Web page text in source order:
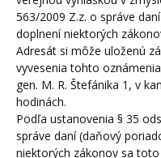
563/2009 Z.z. o správe
doplnení niektorých
Adresát si môže uloženú
vyvesenia tohto
gen. M. R. Štefánika 1, v
hodinách.
Podľa ustanovenia § 35
správe daní (daňový
niektorých zákonov sa